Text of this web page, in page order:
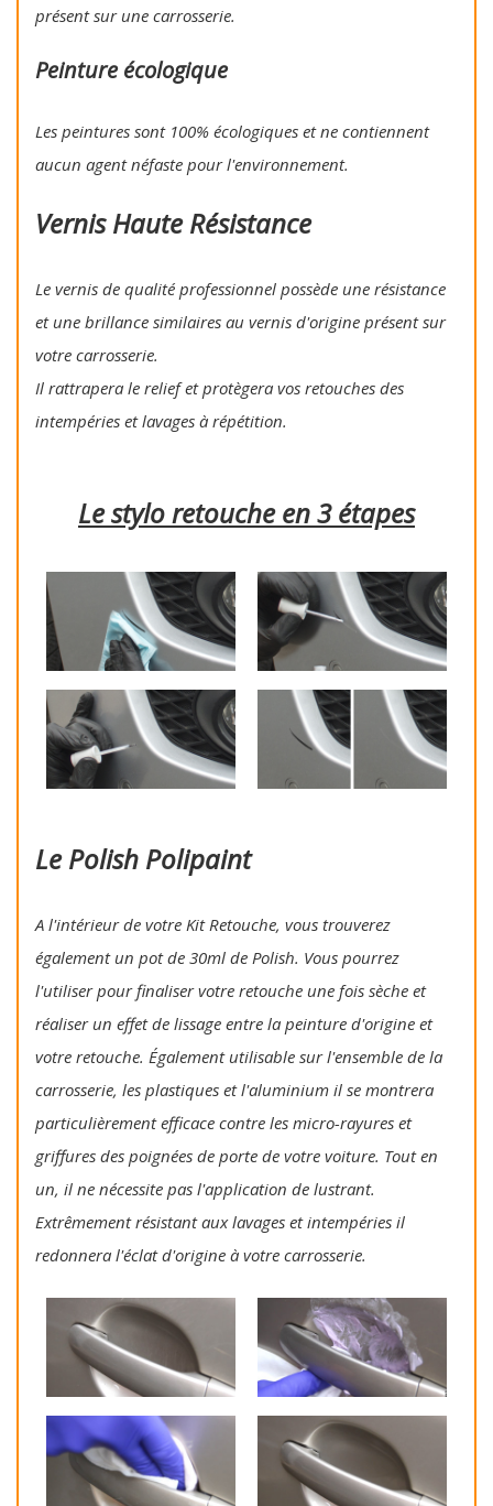
présent sur une carrosserie.
Peinture écologique
Les peintures sont 100% écologiques et ne contiennent
aucun agent néfaste pour l'environnement.
Vernis Haute Résistance
Le vernis de qualité professionnel possède une résistance
et une brillance similaires au vernis d'origine présent sur
votre carrosserie.
Il rattrapera le relief et protègera vos retouches des
intempéries et lavages à répétition.
Le stylo retouche en 3 étapes
Le Polish Polipaint
A l'intérieur de votre Kit Retouche, vous trouverez
également un pot de 30ml de Polish. Vous pourrez
l'utiliser pour finaliser votre retouche une fois sèche et
réaliser un effet de lissage entre la peinture d'origine et
votre retouche. Également utilisable sur l'ensemble de la
carrosserie, les plastiques et l'aluminium il se montrera
particulièrement efficace contre les micro-rayures et
griffures des poignées de porte de votre voiture. Tout en
un, il ne nécessite pas l'application de lustrant.
Extrêmement résistant aux lavages et intempéries il
redonnera l'éclat d'origine à votre carrosserie.